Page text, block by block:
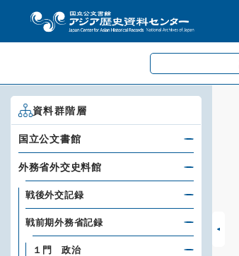
資料群階層
国立公文書館
外務省外交史料館
戦後外交記録
戦前期外務省記録
１門 政治